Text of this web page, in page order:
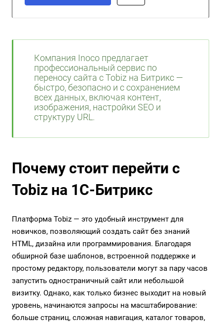
Компания Inoco предлагает
профессиональный сервис по
переносу сайта с Tobiz на Битрикс —
быстро, безопасно и с сохранением
всех данных, включая контент,
изображения, настройки SEO и
структуру URL.
Почему стоит перейти с
Tobiz на 1С-Битрикс
Платформа Tobiz — это удобный инструмент для
новичков, позволяющий создать сайт без знаний
HTML, дизайна или программирования. Благодаря
обширной базе шаблонов, встроенной поддержке и
простому редактору, пользователи могут за пару часов
запустить одностраничный сайт или небольшой
визитку. Однако, как только бизнес выходит на новый
уровень, начинаются запросы на масштабирование:
больше страниц, сложная навигация, каталог товаров,